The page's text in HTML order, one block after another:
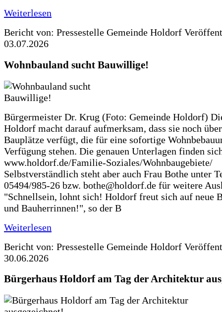
Weiterlesen
Bericht von: Pressestelle Gemeinde Holdorf
03.07.2026
Wohnbauland sucht Bauwillige!
Bürgermeister Dr. Krug (Foto: Gemeinde Holdorf)
Holdorf macht darauf aufmerksam, dass sie noch
Bauplätze verfügt, die für eine sofortige
Verfügung stehen. Die genauen Unterlagen finden
www.holdorf.de/Familie-Soziales/Wohnbaugebiete/
Selbstverständlich steht aber auch Frau Bothe unter
05494/985-26 bzw. bothe@holdorf.de für weitere
"Schnellsein, lohnt sich! Holdorf freut sich auf neue
und Bauherrinnen!", so der B
Weiterlesen
Bericht von: Pressestelle Gemeinde Holdorf
30.06.2026
Bürgerhaus Holdorf am Tag der Architektur